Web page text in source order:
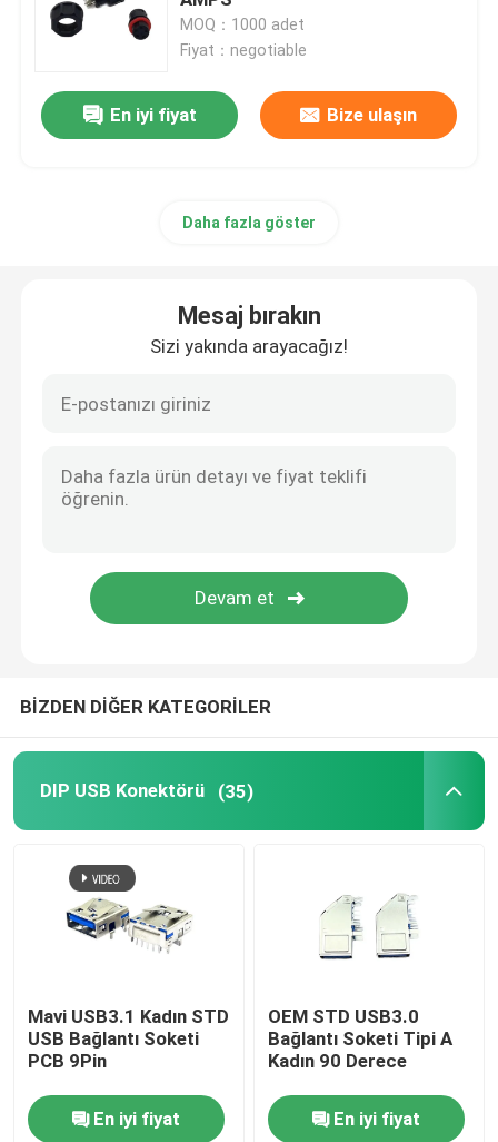
DP Soket Konnektörü
Mikro HDMI Soketi
Yığılmış USB Konnektörleri
IP67 Su Geçirmez Konnektörler
MOQ：1000 adet
Fiyat：negotiable
En iyi fiyat Bize ulaşın
Daha fazla göster
Mesaj bırakın
Sizi yakında arayacağız!
BİZDEN DİĞER KATEGORİLER
DIP USB Konektörü (35)
Mavi USB3.1 Kadın STD
USB Bağlantı Soketi
PCB 9Pin
En iyi fiyat
OEM STD USB3.0
Bağlantı Soketi Tipi A
Kadın 90 Derece
En iyi fiyat